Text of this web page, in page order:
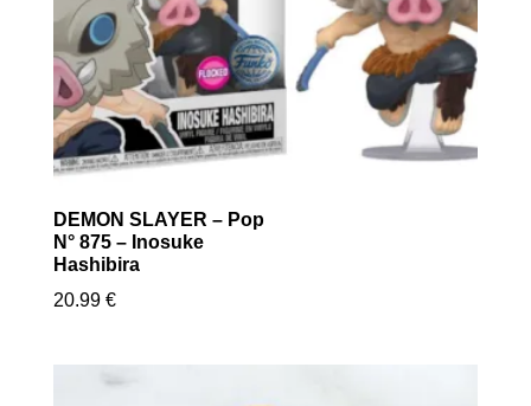
DEMON SLAYER – Pop
N° 875 – Inosuke
Hashibira
20.99 €